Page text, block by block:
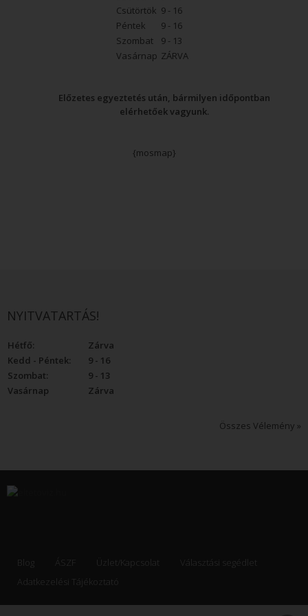
Csütörtök 9 - 16
Péntek
9 - 16
Szombat
9 - 13
Vasárnap ZÁRVA
Előzetes egyeztetés után, bármilyen időpontban
elérhetőek vagyunk.
{mosmap}
NYITVATARTÁS!
Hétfő:
Zárva
Kedd - Péntek:
9 - 16
Szombat:
9 - 13
Vasárnap
Zárva
Összes Vélemény »
Blog ÁSZF Üzlet/Kapcsolat
Választási segédlet
Adatkezelési Tájékoztató